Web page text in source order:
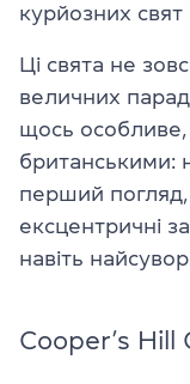
курйозних свят
Ці свята не
величних
щось особливе,
британськими:
перший погляд,
ексцентричні
навіть
Cooper’s Hill